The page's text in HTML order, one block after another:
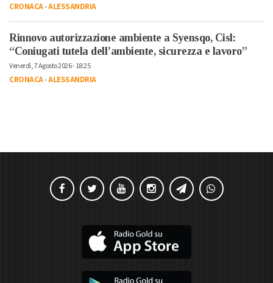
CRONACA-ALESSANDRIA
Rinnovo autorizzazione ambiente a Syensqo, Cisl:
“Coniugati tutela dell’ambiente, sicurezza e lavoro”
Venerdì, 7 Agosto 2026 - 18:25
CRONACA-ALESSANDRIA